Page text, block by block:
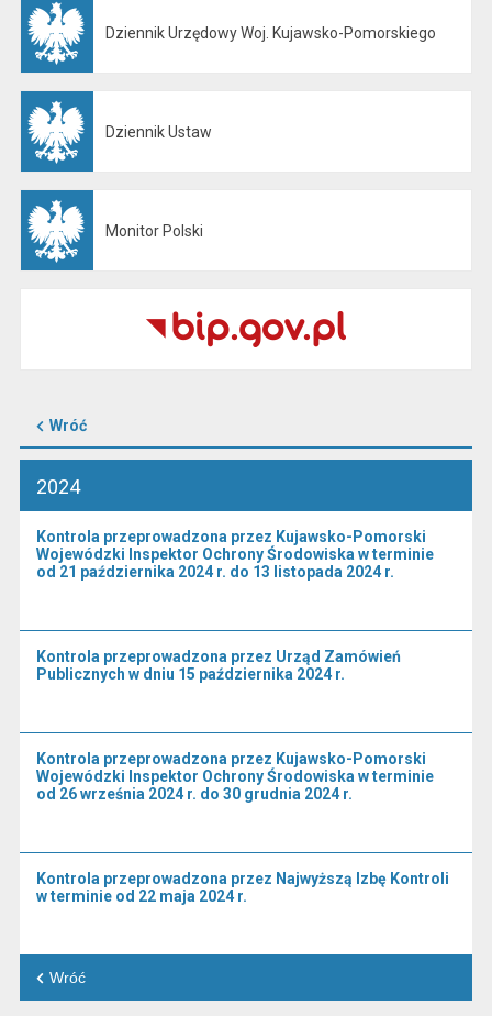
Dziennik Urzędowy Woj. Kujawsko-Pomorskiego
Dziennik Ustaw
Monitor Polski
Wróć
2024
Kontrola przeprowadzona przez Kujawsko-Pomorski
Wojewódzki Inspektor Ochrony Środowiska w terminie
od 21 października 2024 r. do 13 listopada 2024 r.
Kontrola przeprowadzona przez Urząd Zamówień
Publicznych w dniu 15 października 2024 r.
Kontrola przeprowadzona przez Kujawsko-Pomorski
Wojewódzki Inspektor Ochrony Środowiska w terminie
od 26 września 2024 r. do 30 grudnia 2024 r.
Kontrola przeprowadzona przez Najwyższą Izbę Kontroli
w terminie od 22 maja 2024 r.
Wróć